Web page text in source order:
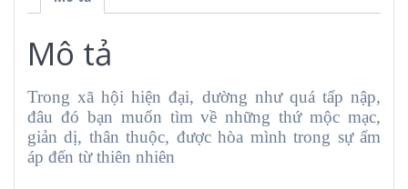
Mô tả
Trong xã hội hiện đại, dường như quá tấp nập,
đâu đó bạn muốn tìm về những thứ mộc mạc,
giản dị, thân thuộc, được hòa mình trong sự ấm
áp đến từ thiên nhiên